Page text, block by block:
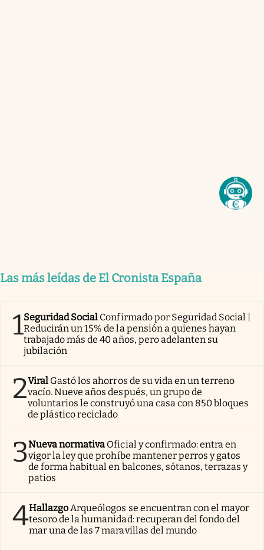
Las más leídas de El Cronista España
1Seguridad Social Confirmado por Seguridad Social |
Reducirán un 15% de la pensión a quienes hayan
trabajado más de 40 años, pero adelanten su
jubilación
2Viral Gastó los ahorros de su vida en un terreno
vacío. Nueve años después, un grupo de
voluntarios le construyó una casa con 850 bloques
de plástico reciclado
3Nueva normativa Oficial y confirmado: entra en
vigor la ley que prohíbe mantener perros y gatos
de forma habitual en balcones, sótanos, terrazas y
patios
4Hallazgo Arqueólogos se encuentran con el mayor
tesoro de la humanidad: recuperan del fondo del
mar una de las 7 maravillas del mundo